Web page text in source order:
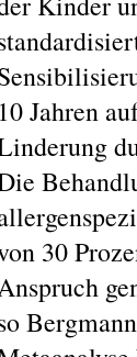
10 Jahren
30